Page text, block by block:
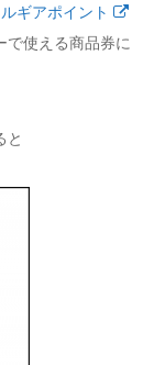
ギアポイント
で使える商品券に
と